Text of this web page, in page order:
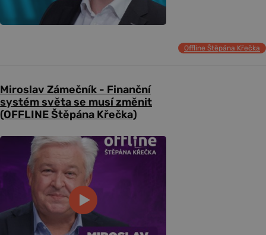
Offline Štěpána Křečka
Miroslav Zámečník - Finanční
systém světa se musí změnit
(OFFLINE Štěpána Křečka)